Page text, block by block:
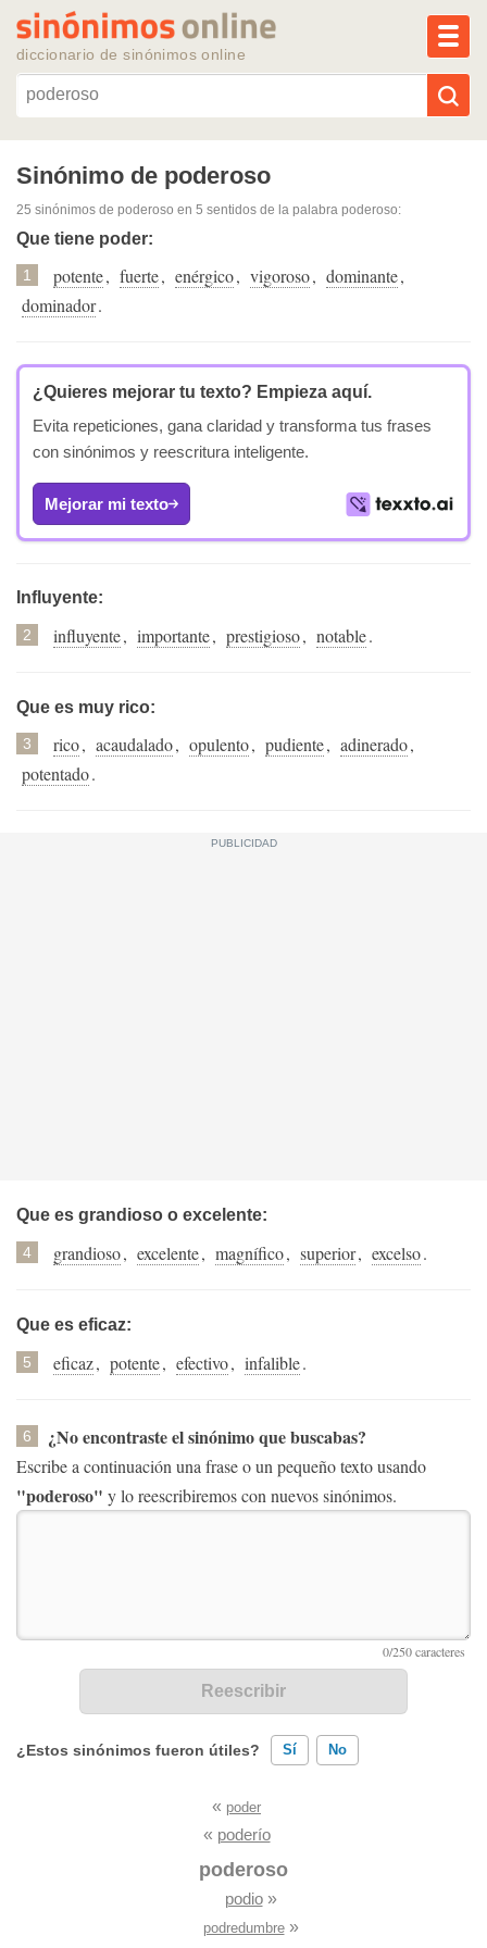
diccionario de sinónimos online
Reescribir texto con IA
Sinónimos populares
Temas populares
Sinónimo de poderoso
25 sinónimos de poderoso en 5 sentidos de la palabra poderoso:
Que tiene poder:
1 potente, fuerte, enérgico, vigoroso, dominante,
dominador.
¿Quieres mejorar tu texto? Empieza aquí.
Evita repeticiones, gana claridad y transforma tus frases
con sinónimos y reescritura inteligente.
Mejorar mi texto
Influyente:
2 influyente, importante, prestigioso, notable.
Que es muy rico:
3 rico, acaudalado, opulento, pudiente, adinerado,
potentado.
Que es grandioso o excelente:
4 grandioso, excelente, magnífico, superior, excelso.
Que es eficaz:
5 eficaz, potente, efectivo, infalible.
6 ¿No encontraste el sinónimo que buscabas?
Escribe a continuación una frase o un pequeño texto usando
"poderoso" y lo reescribiremos con nuevos sinónimos.
¿Estos sinónimos fueron útiles? Sí No
Existen sinónimos incorrectos
Ninguno de los sinónimos presentados me ayudó
« poder
« poderío
poderoso
podio»
podredumbre»